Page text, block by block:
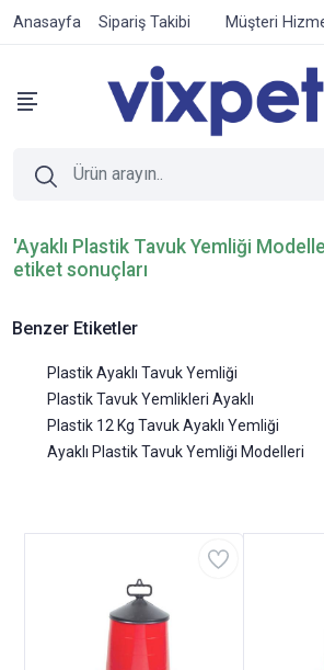
Anasayfa Sipariş Takibi Müşteri
'Ayaklı Plastik Tavuk Yemliği
etiket sonuçları
Benzer Etiketler
Plastik Ayaklı Tavuk Yemliği
Plastik Tavuk Yemlikleri Ayaklı
Plastik 12 Kg Tavuk Ayaklı Yemliği
Ayaklı Plastik Tavuk Yemliği Modelleri